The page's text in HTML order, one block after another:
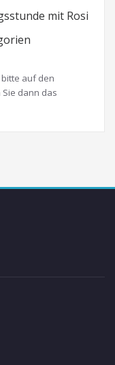
mit Rosi
bitte auf den
dann das